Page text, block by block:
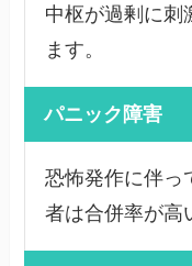
中枢が過剰に刺
ます。
パニック障害
恐怖発作に伴っ
者は合併率が高